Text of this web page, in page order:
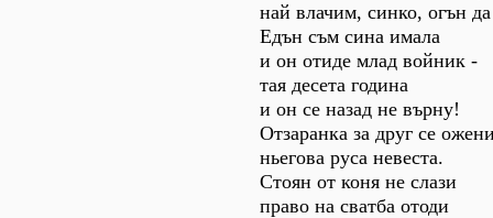
най влачим, синко, огън
Едън съм сина имала
и он отиде млад войник -
тая десета година
и он се назад не върну!
Отзаранка за друг се
ньегова руса невеста.
Стоян от коня не слази
право на сватба отоди